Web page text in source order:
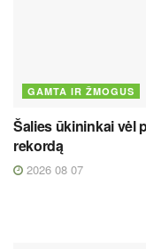
GAMTA IR ŽMOGUS
Šalies ūkininkai vėl
rekordą
2026 08 07